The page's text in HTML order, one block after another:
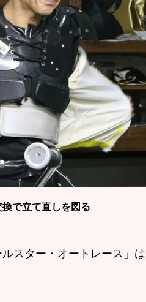
で立て直しを図る
スター・オートレース」